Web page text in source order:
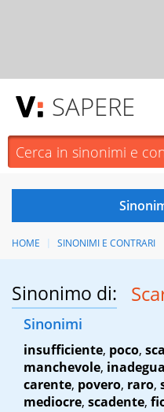
SAPERE
HOME SINONIMI E CONTRARI
Sinonimo di:
Sinonimi
insufficiente, poco,
manchevole,
carente, povero, raro,
mediocre, scadente,